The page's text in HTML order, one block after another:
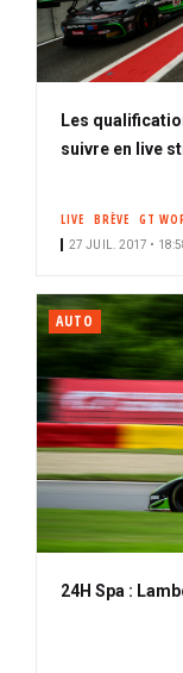
Les
suivre en live
LIVE BRÈVE GT
27 JUIL. 2017 •
AUTO
24H Spa :